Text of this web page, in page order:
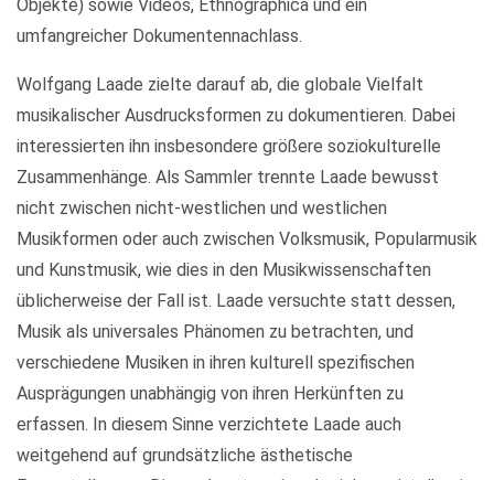
Objekte) sowie Videos, Ethnographica und ein
umfangreicher Dokumentennachlass.
Wolfgang Laade zielte darauf ab, die globale Vielfalt
musikalischer Ausdrucksformen zu dokumentieren. Dabei
interessierten ihn insbesondere größere soziokulturelle
Zusammenhänge. Als Sammler trennte Laade bewusst
nicht zwischen nicht-westlichen und westlichen
Musikformen oder auch zwischen Volksmusik, Popularmusik
und Kunstmusik, wie dies in den Musikwissenschaften
üblicherweise der Fall ist. Laade versuchte statt dessen,
Musik als universales Phänomen zu betrachten, und
verschiedene Musiken in ihren kulturell spezifischen
Ausprägungen unabhängig von ihren Herkünften zu
erfassen. In diesem Sinne verzichtete Laade auch
weitgehend auf grundsätzliche ästhetische